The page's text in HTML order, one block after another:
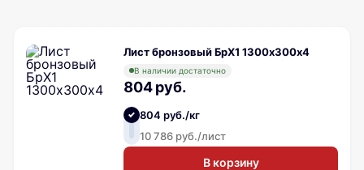
Лист бронзовый БрХ1 1300х300х4
В наличии достаточно
804 руб.
804 руб./кг
10 786 руб./лист
В корзину